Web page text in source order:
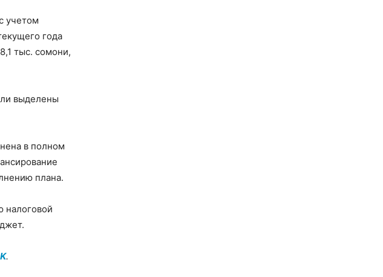
учетом
года
тыс. сомони,
выделены
в полном
плана.
налоговой
.